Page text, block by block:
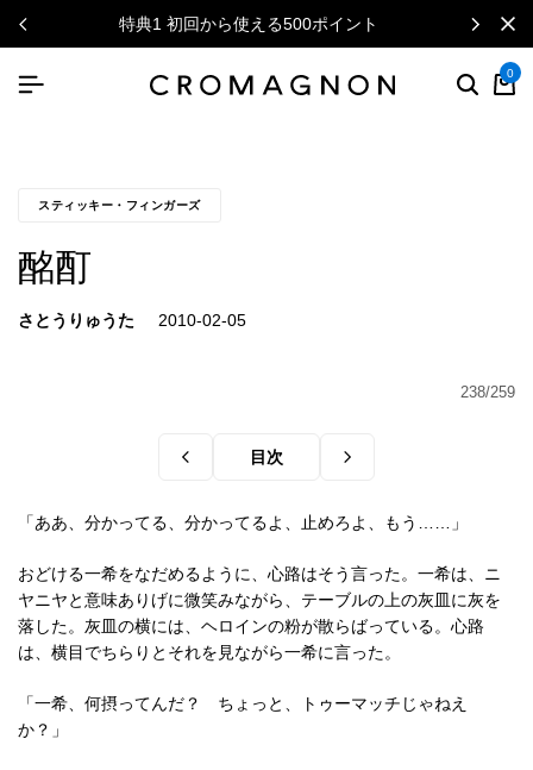
特典1 初回から使える500ポイント
0
スティッキー・フィンガーズ
酩酊
さとうりゅうた
238/259
目次
「ああ、分かってる、分かってるよ、止めろよ、もう……」
おどける一希をなだめるように、心路はそう言った。一希は、ニ
ヤニヤと意味ありげに微笑みながら、テーブルの上の灰皿に灰を
落した。灰皿の横には、ヘロインの粉が散らばっている。心路
は、横目でちらりとそれを見ながら一希に言った。
「一希、何摂ってんだ？ ちょっと、トゥーマッチじゃねえ
か？」